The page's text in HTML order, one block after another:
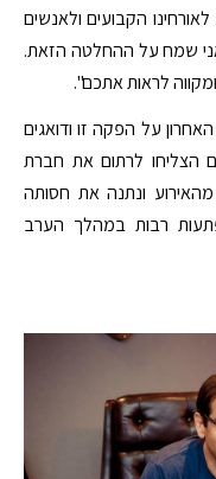
הקבועים ולאנשים
שמח על ההחלטה הזאת.
לראות אתכם".
על הפקה זו ודואגים
הצליחו לרתום את חברת
ונתנה את חסותה
רבות במהלך הערב